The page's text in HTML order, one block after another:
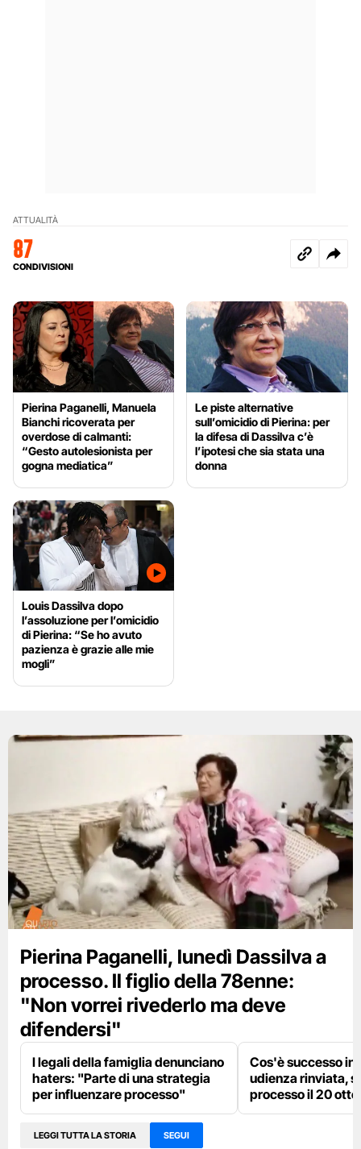
ATTUALITÀ
87
CONDIVISIONI
Pierina Paganelli, Manuela
Bianchi ricoverata per
overdose di calmanti:
“Gesto autolesionista per
gogna mediatica”
Le piste alternative
sull’omicidio di Pierina: per
la difesa di Dassilva c’è
l’ipotesi che sia stata una
donna
Louis Dassilva dopo
l’assoluzione per l’omicidio
di Pierina: “Se ho avuto
pazienza è grazie alle mie
mogli”
Pierina Paganelli, lunedì Dassilva a
processo. Il figlio della 78enne:
"Non vorrei rivederlo ma deve
difendersi"
I legali della famiglia denunciano
haters: "Parte di una strategia
per influenzare processo"
Cos'è successo in
udienza rinviata,
processo il 20
LEGGI TUTTA LA STORIA SEGUI